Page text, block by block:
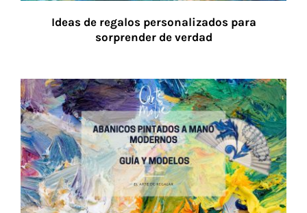
Ideas de regalos personalizados para
sorprender de verdad